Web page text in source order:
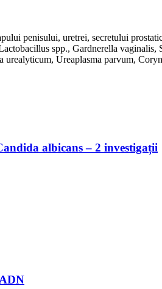
penisului, uretrei, secretului
spp., Gardnerella
urealyticum, Ureaplasma parvum,
albicans – 2 investigații